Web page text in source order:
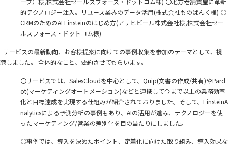
的テクノロジー注入。リユース業界のデータ活用(株式会社ものばんく様) 〇
CRMのためのAI Einsteinのはじめ方(アサヒビール株式会社様,株式会社セー
ルスフォース・ドットコム様)
サービスの最新動向、お客様提案に向けての事例収集を参加のテーマとして、視
聴しました。 全体的なこと、要約させてもらいます。
〇サービスでは、SalesCloudを中心として、Quip(文書の作成/共有)やPard
ot(マーケティングオートメーション)などと連携して今まで以上の業務効率
化と目標達成を実現する仕組みが紹介されておりました。そして、EinsteinA
nalyticsによる予測分析の事例もあり、AIの活用が進み、テクノロジーを使
ったマーケティング/営業の差別化を目の当たりにしました。
〇事例では、導入を決めたポイント、定着化に向けた取り組み、導入効果な